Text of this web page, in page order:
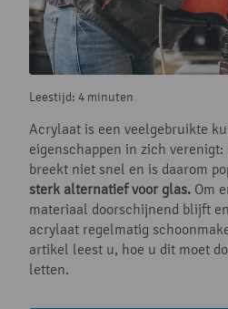
Leestijd: 4 minuten
Acrylaat is een veelgebruikte
eigenschappen in zich
breekt niet snel en is daarom
sterk alternatief voor glas. Om
materiaal doorschijnend blijft
acrylaat regelmatig
artikel leest u, hoe u dit moet
letten.